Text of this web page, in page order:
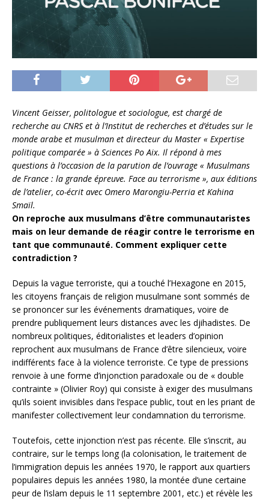
Vincent Geisser, politologue et sociologue, est chargé de
recherche au CNRS et à l’Institut de recherches et d’études sur le
monde arabe et musulman et directeur du Master « Expertise
politique comparée » à Sciences Po Aix. Il répond à mes
questions à l’occasion de la parution de l’ouvrage « Musulmans
de France : la grande épreuve. Face au terrorisme », aux éditions
de l’atelier, co-écrit avec Omero Marongiu-Perria et Kahina
Smaïl.
On reproche aux musulmans d’être communautaristes
mais on leur demande de réagir contre le terrorisme en
tant que communauté. Comment expliquer cette
contradiction ?
Depuis la vague terroriste, qui a touché l’Hexagone en 2015,
les citoyens français de religion musulmane sont sommés de
se prononcer sur les événements dramatiques, voire de
prendre publiquement leurs distances avec les djihadistes. De
nombreux politiques, éditorialistes et leaders d’opinion
reprochent aux musulmans de France d’être silencieux, voire
indifférents face à la violence terroriste. Ce type de pressions
renvoie à une forme d’injonction paradoxale ou de « double
contrainte » (Olivier Roy) qui consiste à exiger des musulmans
qu’ils soient invisibles dans l’espace public, tout en les priant de
manifester collectivement leur condamnation du terrorisme.
Toutefois, cette injonction n’est pas récente. Elle s’inscrit, au
contraire, sur le temps long (la colonisation, le traitement de
l’immigration depuis les années 1970, le rapport aux quartiers
populaires depuis les années 1980, la montée d’une certaine
peur de l’islam depuis le 11 septembre 2001, etc.) et révèle les